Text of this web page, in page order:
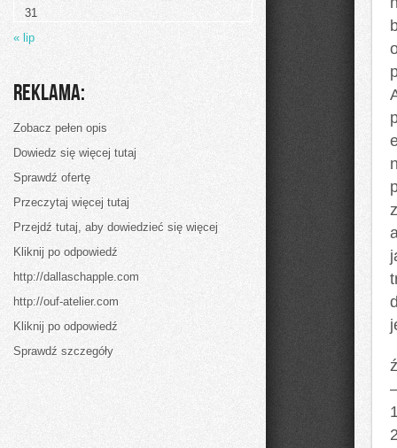
31
« lip
Reklama:
Zobacz pełen opis
Dowiedz się więcej tutaj
Sprawdź ofertę
Przeczytaj więcej tutaj
Przejdź tutaj, aby dowiedzieć się więcej
Kliknij po odpowiedź
http://dallaschapple.com
http://ouf-atelier.com
Kliknij po odpowiedź
Sprawdź szczegóły